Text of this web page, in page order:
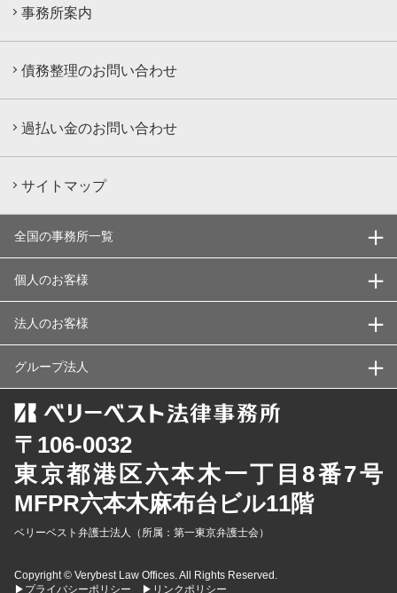
事務所案内
債務整理のお問い合わせ
過払い金のお問い合わせ
サイトマップ
全国の事務所一覧
個人のお客様
法人のお客様
グループ法人
〒106-0032
東京都港区六本木一丁目8番7号
MFPR六本木麻布台ビル11階
ベリーベスト弁護士法人（所属：第一東京弁護士会）
Copyright © Verybest Law Offices. All Rights Reserved.
▶プライバシーポリシー
▶リンクポリシー